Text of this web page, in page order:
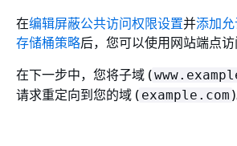
在编辑屏蔽公共访问权限设置并添加
存储桶策略后，您可以使用网站端点访
在下一步中，您将子域 (
请求重定向到您的域 ( example.com )